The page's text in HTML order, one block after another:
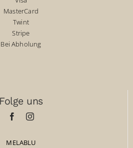
MasterCard
Twint
Stripe
Bei Abholung
Folge uns
MELABLU